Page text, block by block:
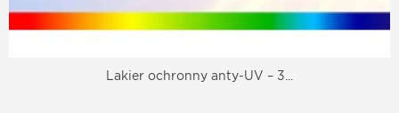
Lakier ochronny anty-UV – 3...